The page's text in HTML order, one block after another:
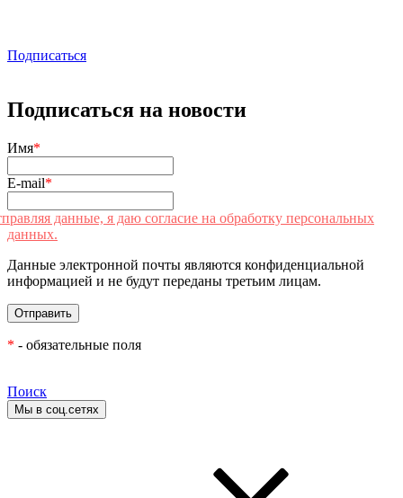
Подписаться
Подписаться на новости
Имя*
E-mail*
данные, я даю согласие на обработку персональных
данных.
Данные электронной почты являются конфиденциальной
информацией и не будут переданы третьим лицам.
* - обязательные поля
Поиск
Мы в соц.сетях